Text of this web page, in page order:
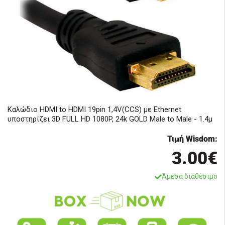
Καλώδιο HDMI to HDMI 19pin 1,4V(CCS) με Ethernet
υποστηρίζει 3D FULL HD 1080P, 24k GOLD Male to Male - 1.4μ
Τιμή Wisdom:
3.00€
Άμεσα διαθέσιμο